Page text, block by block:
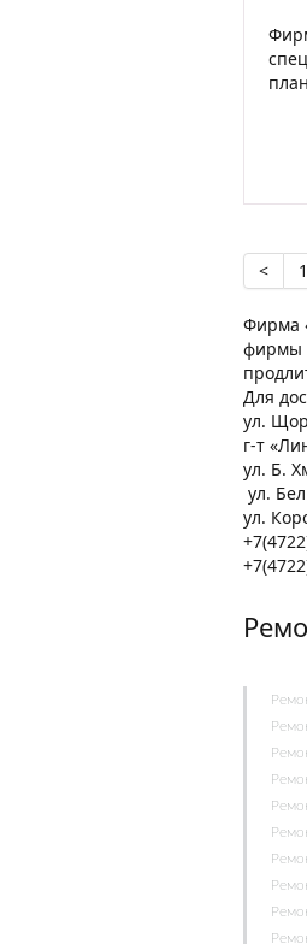
< 1
Фирма
фирмы
Для
ул.
г-т
ул. Б.
ул.
ул.